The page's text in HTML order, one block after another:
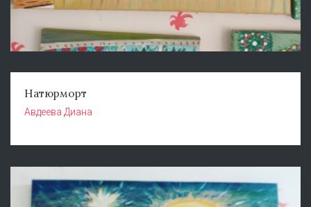
Натюрморт
Авдеева Диана